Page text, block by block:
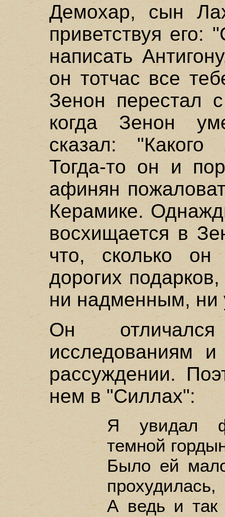
Демохар, сын
приветствуя его:
написать
он тотчас все
Зенон перестал
когда Зенон
сказал:
Тогда-то он и
афинян
Керамике.
восхищается в
что, сколько
дорогих
ни надменным,
Он
исследованиям
рассуждении.
нем в "Силлах":
Я увидал
темной
Было ей
прохудилась,
А ведь и